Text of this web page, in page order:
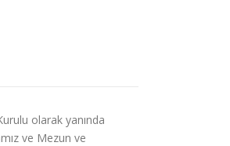
olarak yanında
ve Mezun ve